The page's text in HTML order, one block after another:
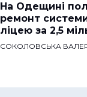
На Одещині
ремонт
ліцею за 2,5
СОКОЛОВСЬКА